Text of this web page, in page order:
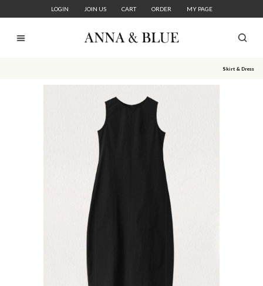
LOGIN JOIN US CART ORDER MY PAGE
Skirt & Dress